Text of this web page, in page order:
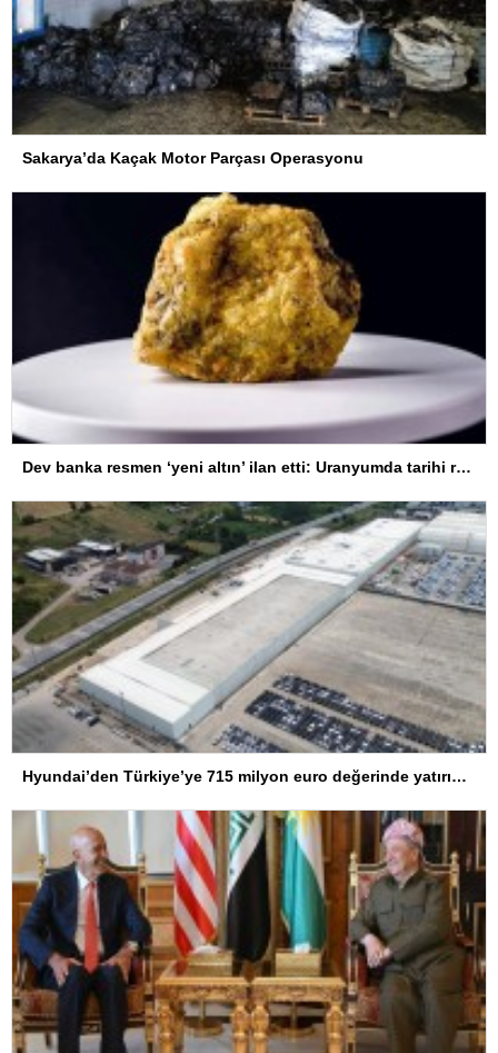
Sakarya’da Kaçak Motor Parçası Operasyonu
Dev banka resmen ‘yeni altın’ ilan etti: Uranyumda tarihi rekorlara çok az kaldı
Hyundai’den Türkiye’ye 715 milyon euro değerinde yatırım hamlesi